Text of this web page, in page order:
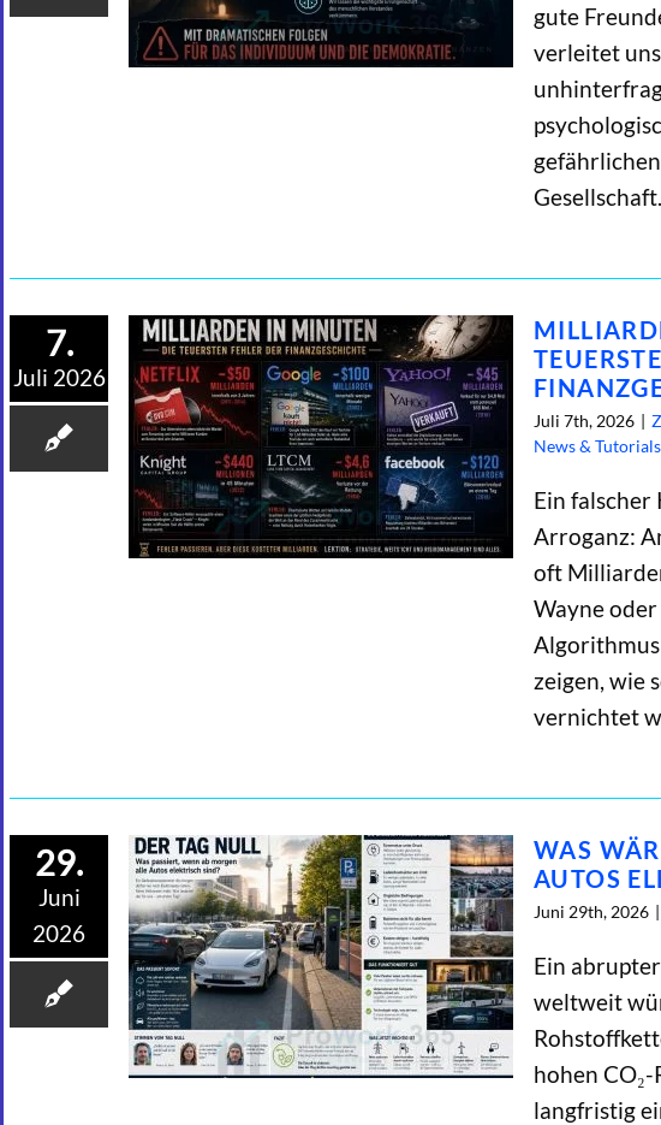
gute
verleitet
Gesellschaft.
7.
Juli 2026
Juli 7th, 2026 |
News & Tutorials
Ein falscher
Arroganz:
oft
Wayne
zeigen, wie
vernichtet
29.
Juni
2026
WAS
AUTOS
Juni 29th, 2026 |
Ein
weltweit
hohen
langfristig